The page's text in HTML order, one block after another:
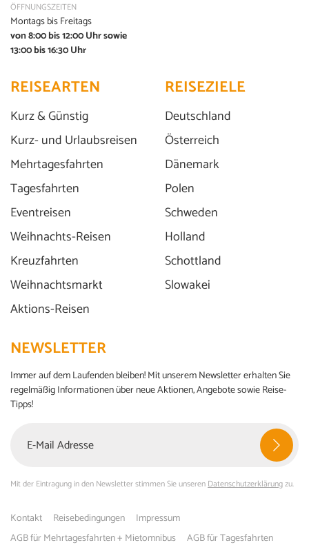
Genießen erlaubt...!
© Vielfalt21 - stock.adobe.com
ÖFFNUNGSZEITEN
Montags bis Freitags
von 8:00 bis 12:00 Uhr sowie
13:00 bis 16:30 Uhr
REISEARTEN
Kurz & Günstig
Kurz- und Urlaubsreisen
Mehrtagesfahrten
Tagesfahrten
Eventreisen
Weihnachts-Reisen
Kreuzfahrten
Weihnachtsmarkt
Aktions-Reisen
REISEZIELE
Deutschland
Österreich
Dänemark
Polen
Schweden
Holland
Schottland
Slowakei
NEWSLETTER
Immer auf dem Laufenden bleiben! Mit unserem Newsletter erhalten Sie
regelmäßig Informationen über neue Aktionen, Angebote sowie Reise-
Tipps!
Mit der Eintragung in den Newsletter stimmen Sie unserenDatenschutzerklärungzu.
Kontakt Reisebedingungen
Impressum
AGB für Mehrtagesfahrten + Mietomnibus
AGB für Tagesfahrten